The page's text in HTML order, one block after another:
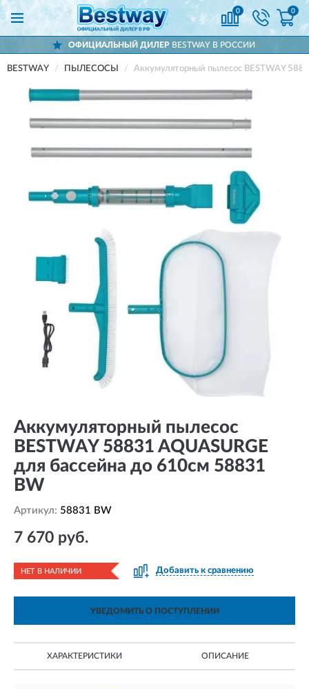
0 0
ОФИЦИАЛЬНЫЙ ДИЛЕР BESTWAY В РОССИИ
BESTWAY ПЫЛЕСОСЫ Аккумуляторный пылесос BESTWAY
Аккумуляторный пылесос
BESTWAY 58831 AQUASURGE
для бассейна до 610см 58831
BW
Артикул: 58831 BW
7 670 руб.
НЕТ В НАЛИЧИИ Добавить к сравнению
УВЕДОМИТЬ О ПОСТУПЛЕНИИ
ХАРАКТЕРИСТИКИ ОПИСАНИЕ